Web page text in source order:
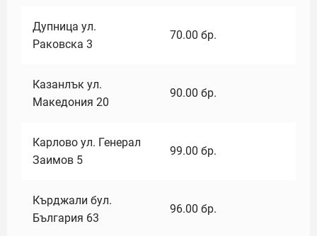
Дупница ул.
Раковска 3
70.00 бр.
Казанлък ул.
Македония 20
90.00 бр.
Карлово ул. Генерал
Заимов 5
99.00 бр.
Кърджали бул.
България 63
96.00 бр.